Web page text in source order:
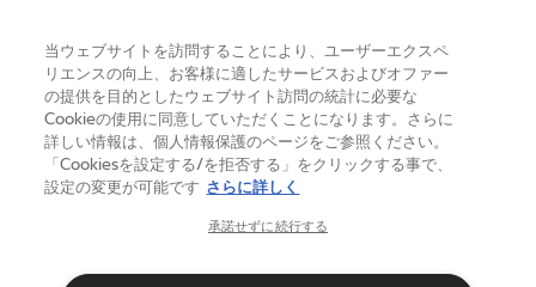
ヘルプ
バボラについて
当ウェブサイトを訪問することにより、ユーザーエクスペ
リエンスの向上、お客様に適したサービスおよびオファー
の提供を目的としたウェブサイト訪問の統計に必要な
Cookieの使用に同意していただくことになります。さらに
詳しい情報は、個人情報保護のページをご参照ください。
「Cookiesを設定する/を拒否する」をクリックする事で、
設定の変更が可能です さらに詳しく
承諾せずに続行する